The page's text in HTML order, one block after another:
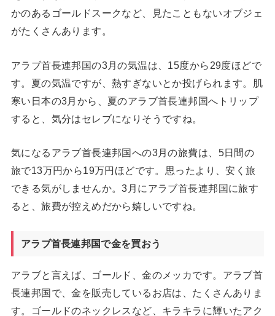
かのあるゴールドスークなど、見たこともないオブジェ
がたくさんあります。
アラブ首長連邦国の3月の気温は、15度から29度ほどで
す。夏の気温ですが、熱すぎないとか投げられます。肌
寒い日本の3月から、夏のアラブ首長連邦国へトリップ
すると、気分はセレブになりそうですね。
気になるアラブ首長連邦国への3月の旅費は、5日間の
旅で13万円から19万円ほどです。思ったより、安く旅
できる気がしませんか。3月にアラブ首長連邦国に旅す
ると、旅費が控えめだから嬉しいですね。
アラブ首長連邦国で金を買おう
アラブと言えば、ゴールド、金のメッカです。アラブ首
長連邦国で、金を販売しているお店は、たくさんありま
す。ゴールドのネックレスなど、キラキラに輝いたアク